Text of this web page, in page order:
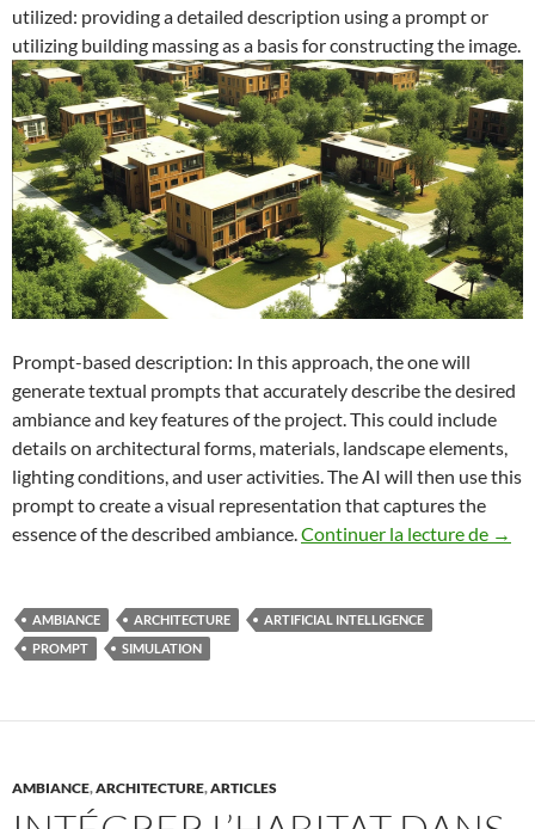
utilized: providing a detailed description using a prompt or
utilizing building massing as a basis for constructing the image.
Prompt-based description: In this approach, the one will
generate textual prompts that accurately describe the desired
ambiance and key features of the project. This could include
details on architectural forms, materials, landscape elements,
lighting conditions, and user activities. The AI will then use this
prompt to create a visual representation that captures the
essence of the described ambiance.Continuer la lecture de IA-
→
AMBIANCE ARCHITECTURE
ARTIFICIAL INTELLIGENCE
PROMPT
SIMULATION
AMBIANCE,ARCHITECTURE,ARTICLES